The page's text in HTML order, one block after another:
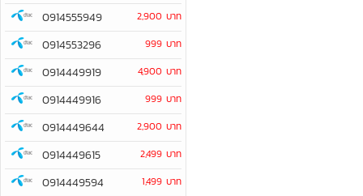
0914555949 2,900 บาท
0914553296 999 บาท
0914449919 4,900 บาท
0914449916 999 บาท
0914449644 2,900 บาท
0914449615 2,499 บาท
0914449594 1,499 บาท